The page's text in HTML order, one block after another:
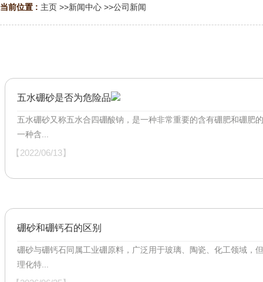
当前位置 : 主页 >>新闻中心 >>公司新闻
五水硼砂是否为危险品
五水硼砂又称五水合四硼酸钠，是一种非常重要的含有硼肥和硼肥
一种含...
【2022/06/13】
硼砂和硼钙石的区别
硼砂与硼钙石同属工业硼原料，广泛用于玻璃、陶瓷、化工领域，
理化特...